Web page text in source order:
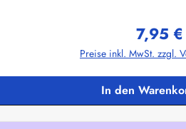
Regulärer
7,95 €
Preise inkl. MwSt. zzgl.
In den